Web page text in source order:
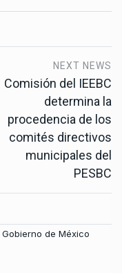
NEXT NEWS
Comisión del IEEBC
determina la
procedencia de los
comités directivos
municipales del
PESBC
de México